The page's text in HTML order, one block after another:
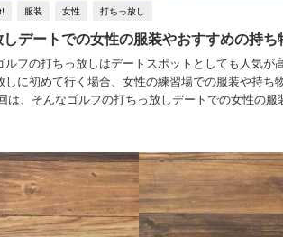
服装 女性 打ちっ放し
デートでの女性の服装やおすすめの持ち
ルフの打ちっ放しはデートスポットとしても人気が
しに初めて行く場合、女性の練習場での服装や持ち
は、そんなゴルフの打ちっ放しデートでの女性の服